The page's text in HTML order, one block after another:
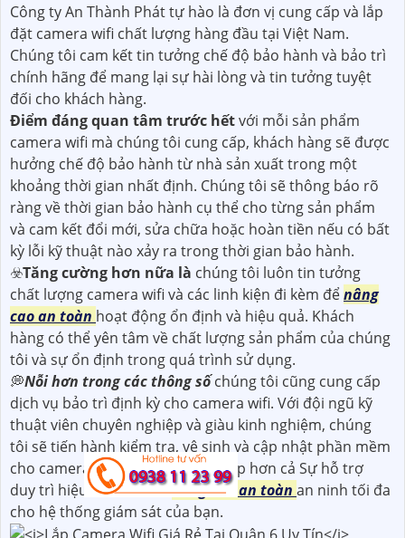
Công ty An Thành Phát tự hào là đơn vị cung cấp và lắp
đặt camera wifi chất lượng hàng đầu tại Việt Nam.
Chúng tôi cam kết tin tưởng chế độ bảo hành và bảo trì
chính hãng để mang lại sự hài lòng và tin tưởng tuyệt
đối cho khách hàng.
Điểm đáng quan tâm trước hếtvới mỗi sản phẩm
camera wifi mà chúng tôi cung cấp, khách hàng sẽ được
hưởng chế độ bảo hành từ nhà sản xuất trong một
khoảng thời gian nhất định. Chúng tôi sẽ thông báo rõ
ràng về thời gian bảo hành cụ thể cho từng sản phẩm
và cam kết đổi mới, sửa chữa hoặc hoàn tiền nếu có bất
kỳ lỗi kỹ thuật nào xảy ra trong thời gian bảo hành.
☣️Tăng cường hơn nữa là chúng tôi luôn tin tưởng
chất lượng camera wifi và các linh kiện đi kèm đểnâng
cao an toàn hoạt động ổn định và hiệu quả. Khách
hàng có thể yên tâm về chất lượng sản phẩm của chúng
tôi và sự ổn định trong quá trình sử dụng.
💭Nỗi hơn trong các thông sốchúng tôi cũng cung cấp
dịch vụ bảo trì định kỳ cho camera wifi. Với đội ngũ kỹ
thuật viên chuyên nghiệp và giàu kinh nghiệm, chúng
tôi sẽ tiến hành kiểm tra, vệ sinh và cập nhật phần mềm
cho camera wifi của bạn. Đẳng cấp hơn cả Sự hỗ trợ
duy trì hiệu suất cao vànâng cao an toàn an ninh tối đa
cho hệ thống giám sát của bạn.